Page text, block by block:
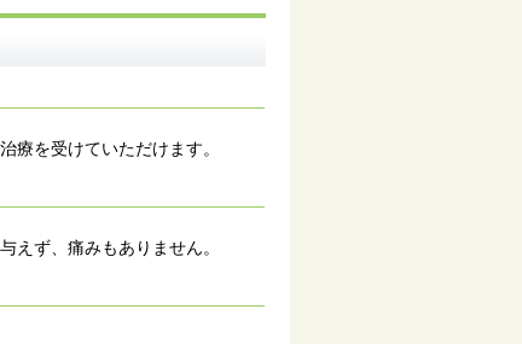
療を受けていただけます。
えず、痛みもありません。